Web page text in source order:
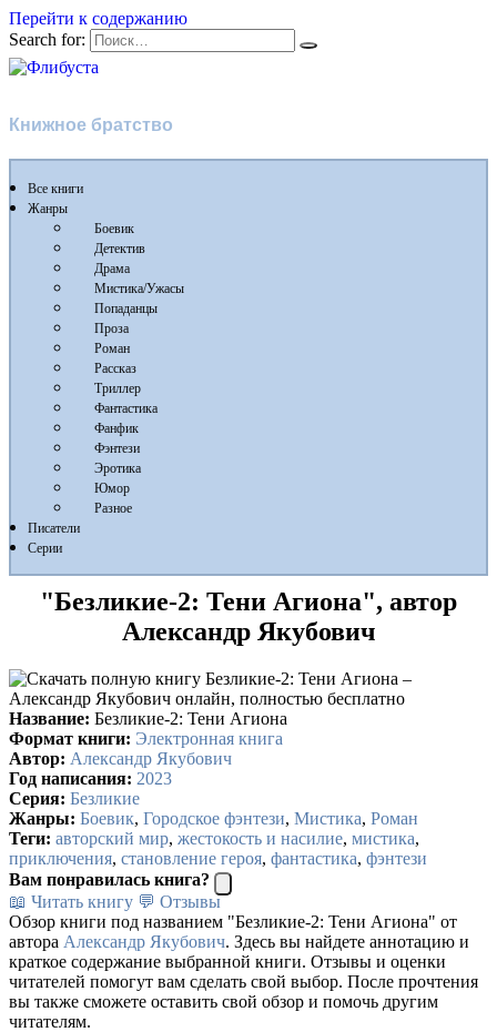
Перейти к содержанию
Search for:
Книжное братство
Все книги
Жанры
Боевик
Детектив
Драма
Мистика/Ужасы
Попаданцы
Проза
Роман
Рассказ
Триллер
Фантастика
Фанфик
Фэнтези
Эротика
Юмор
Разное
Писатели
Серии
"Безликие-2: Тени Агиона", автор
Александр Якубович
Название: Безликие-2: Тени Агиона
Формат книги: Электронная книга
Автор: Александр Якубович
Год написания: 2023
Серия: Безликие
Жанры: Боевик, Городское фэнтези, Мистика, Роман
Теги: авторский мир, жестокость и насилие, мистика,
приключения, становление героя, фантастика, фэнтези
Вам понравилась книга?
📖 Читать книгу 💬 Отзывы
Обзор книги под названием "Безликие-2: Тени Агиона" от
автора Александр Якубович. Здесь вы найдете аннотацию и
краткое содержание выбранной книги. Отзывы и оценки
читателей помогут вам сделать свой выбор. После прочтения
вы также сможете оставить свой обзор и помочь другим
читателям.